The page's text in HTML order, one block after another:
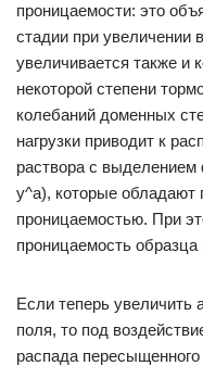
проницаемости: это
стадии при увеличении
увеличивается также и
некоторой степени
колебаний доменных
нагрузки приводит к
раствора с
у^а), которые обладают
проницаемостью. При
проницаемость
Если теперь увеличить
поля, то под
распада пересыщенного